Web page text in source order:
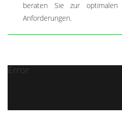
beraten Sie zur optimalen
Anforderungen.
Error